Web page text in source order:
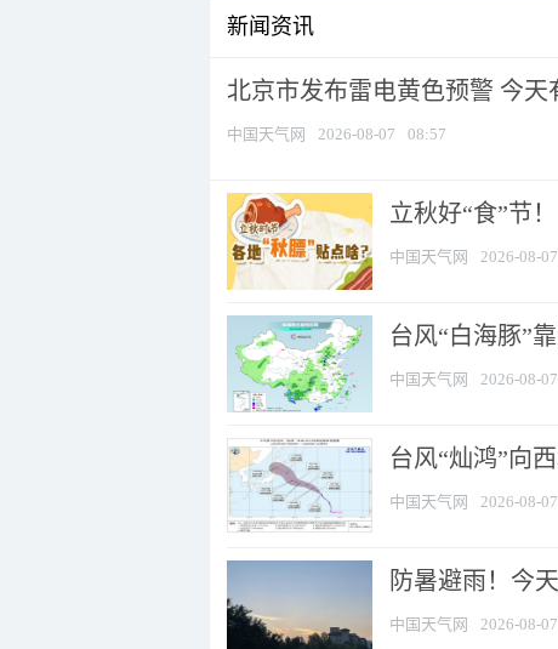
新闻资讯
北京市发布雷电黄色预警 今
中国天气网 2026-08-07 08:57
立秋好“食”节
中国天气网 2026-08-07
台风“白海豚”
中国天气网 2026-08-07
台风“灿鸿”向
中国天气网 2026-08-07
防暑避雨！今
中国天气网 2026-08-07